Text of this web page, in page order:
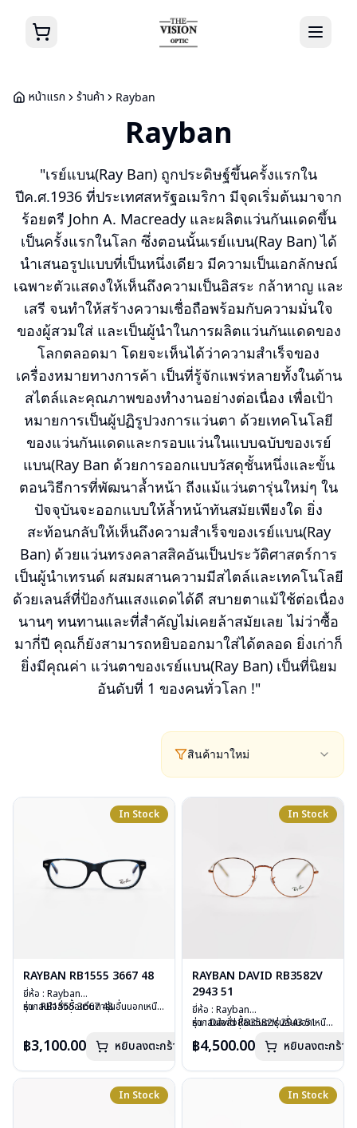
หน้าแรก ร้านค้า Rayban
Rayban
"เรย์แบน(Ray Ban) ถูกประดิษฐ์ขึ้นครั้งแรกใน
ปีค.ศ.1936 ที่ประเทศสหรัฐอเมริกา มีจุดเริ่มต้นมาจาก
ร้อยตรี John A. Macready และผลิตแว่นกันแดดขึ้น
เป็นครั้งแรกในโลก ซึ่งตอนนั้นเรย์แบน(Ray Ban) ได้
นำเสนอรูปแบบที่เป็นหนึ่งเดียว มีความเป็นเอกลักษณ์
เฉพาะตัวแสดงให้เห็นถึงความเป็นอิสระ กล้าหาญ และ
เสรี จนทำให้สร้างความเชื่อถือพร้อมกับความมั่นใจ
ของผู้สวมใส่ และเป็นผู้นำในการผลิตแว่นกันแดดของ
โลกตลอดมา โดยจะเห็นได้ว่าความสำเร็จของ
เครื่องหมายทางการค้า เป็นที่รู้จักแพร่หลายทั้งในด้าน
สไตล์และคุณภาพของทำงานอย่างต่อเนื่อง เพื่อเป้า
หมายการเป็นผู้ปฏิรูปวงการแว่นตา ด้วยเทคโนโลยี
ของแว่นกันแดดและกรอบแว่นในแบบฉบับของเรย์
แบน(Ray Ban ด้วยการออกแบบวัสดุชั้นหนึ่งและขั้น
ตอนวิธีการที่พัฒนาล้ำหน้า ถีงแม้แว่นตารุ่นใหม่ๆ ใน
ปัจจุบันจะออกแบบให้ล้ำหน้าทันสมัยเพียงใด ยิ่ง
สะท้อนกลับให้เห็นถึงความสำเร็จของเรย์แบน(Ray
Ban) ด้วยแว่นทรงคลาสสิคอันเป็นประวัติศาสตร์การ
เป็นผู้นำเทรนด์ ผสมผสานความมีสไตล์และเทคโนโลยี
ด้วยเลนส์ที่ป้องกันแสงแดดได้ดี สบายตาแม้ใช้ต่อเนื่อง
นานๆ ทนทานและที่สำคัญไม่เคยล้าสมัยเลย ไม่ว่าซื้อ
มากี่ปี คุณก็ยังสามารถหยิบออกมาใส่ได้ตลอด ยิ่งเก่าก็
ยิ่งมีคุณค่า แว่นตาของเรย์แบน(Ray Ban) เป็นที่นิยม
อันดับที่ 1 ของคนทั่วโลก !"
สินค้ามาใหม่
In Stock
RAYBAN RB1555 3667 48
ยี่ห้อ : Rayban
รุ่น : RB1555 3667 48
บานพับ : ไม่มีสปริง
อุปกรณ์ : กล่องแว่น, ผ้าเช็ดแว่น, คู่มือ
การรับประกัน : 2 ปี (ประกันศูนย์
หากสนใจสั่งชื้อแว่นตารุ่นอื่นนอกเหนือ
฿3,100.00 หยิบลงตะกร้า
In Stock
RAYBAN DAVID RB3582V
2943 51
ยี่ห้อ : Rayban
รุ่น : David RB3582V 2943 51
เลนส์ : Demo Lens
น้ำหนัก : 18 กรัม
อุปกรณ์ : กล่องแว่น, ผ้าเช็ดแว่น, คู่มือ
การรับประกัน : 2 ปี (ประกันศูนย์
หากสนใจสั่งชื้อแว่นตารุ่นอื่นนอกเหนือ
คลิก
฿4,500.00 หยิบลงตะกร้า
In Stock In Stock